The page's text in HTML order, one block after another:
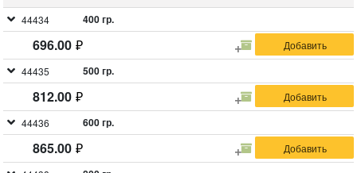
44434 400 гр.
696.00
44435 500 гр.
812.00
44436 600 гр.
865.00